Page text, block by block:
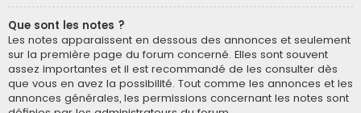
Que sont les notes ?
Les notes apparaissent en dessous des annonces et seulement
sur la première page du forum concerné. Elles sont souvent
assez importantes et il est recommandé de les consulter dès
que vous en avez la possibilité. Tout comme les annonces et les
annonces générales, les permissions concernant les notes sont